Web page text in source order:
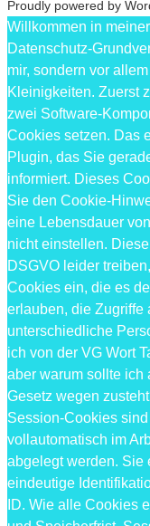
Proudly powered by
Willkommen in
Datenschutz-
mir, sondern vor
Kleinigkeiten. Zuerst
zwei Software-
Cookies setzen. Das
Plugin, das Sie
informiert. Dieses
Sie den Cookie-
eine Lebensdauer
nicht einstellen.
DSGVO leider
Cookies ein, die es
erlauben, die Zugriffe
unterschiedliche
ich von der VG Wort
aber warum sollte ich
Gesetz wegen
Session-Cookies
vollautomatisch im
abgelegt werden. Sie
eindeutige
ID. Wie alle Cookies